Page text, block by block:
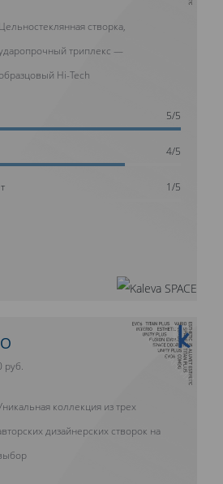
Цельностеклянная створка,
триплекс —
образцовый Hi-Tech
5/5
4/5
1/5
10 ЛЕТ ГАРАНТИИ
руб.
коллекция из трех
дизайнерских створок на